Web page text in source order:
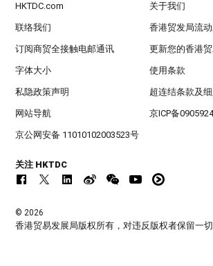
HKTDC.com 关于我们
联络我们 香港贸发局流
订阅商贸全接触电邮通讯 更新您的香港
字体大小 使用条款
私隐政策声明 超连结条款及细
网站导航 京ICP备
京公网安备 11010102003523号
关注 HKTDC
© 2026
香港贸易发展局版权所有，对违反版权者保留一切